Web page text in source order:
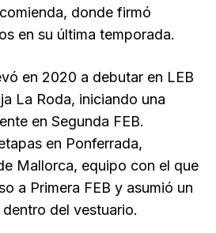
donde firmó
en su última temporada.
en 2020 a debutar en LEB
La Roda, iniciando una
en Segunda FEB.
en Ponferrada,
Mallorca, equipo con el que
a Primera FEB y asumió un
del vestuario.